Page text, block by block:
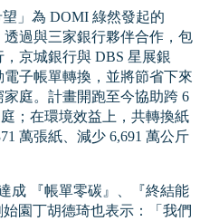
望」為 DOMI 綠然發起的
透過與三家銀行夥伴合作，包
京城銀行與 DBS 星展銀
子帳單轉換，並將節省下來
庭。計畫開跑至今協助跨 6
；在環境效益上，共轉換紙
萬張紙、減少 6,691 萬公斤
成 『帳單零碳』、『終結能
園丁胡德琦也表示：「我們